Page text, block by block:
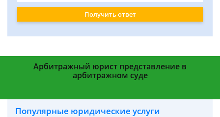
Получить ответ
Арбитражный юрист представление в
арбитражном суде
Популярные юридические услуги